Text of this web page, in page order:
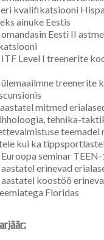
kvalifikatsiooni
ainuke Eestis
Eesti II
ITF Level I treenerite
treenerite
mitmed
tehnika-
teemadel
kui ka
seminar
erinevad
koostöö
Floridas